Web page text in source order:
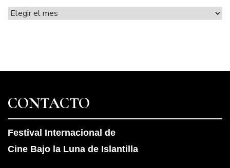
Archivos
CONTACTO
Festival Internacional de
Cine Bajo la Luna de Islantilla